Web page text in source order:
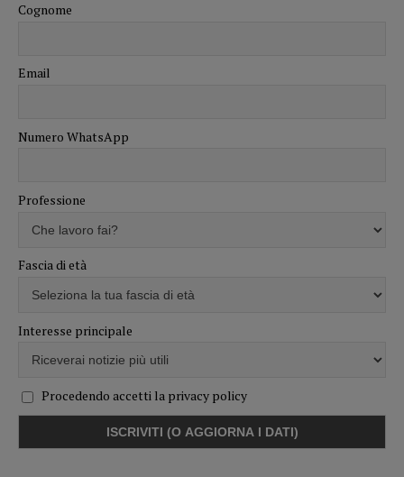
Cognome
Email
Numero WhatsApp
Professione
Fascia di età
Interesse principale
Procedendo accetti la privacy policy